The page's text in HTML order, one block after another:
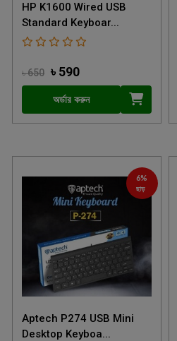
HP K1600 Wired USB
Standard Keyboar...
৳ 650 ৳ 590
অর্ডার করুন
6%
ছাড়
Aptech P274 USB Mini
Desktop Keyboa...